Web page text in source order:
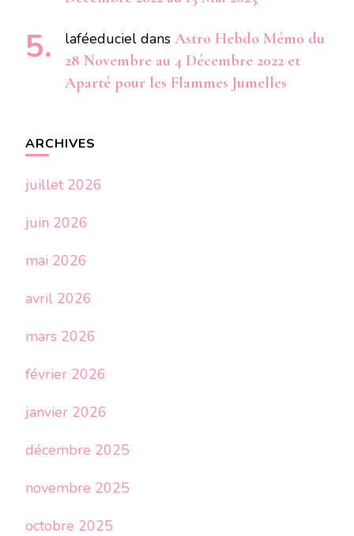
laféeduciel dans Astro Hebdo Mémo du
28 Novembre au 4 Décembre 2022 et
Aparté pour les Flammes Jumelles
ARCHIVES
juillet 2026
juin 2026
mai 2026
avril 2026
mars 2026
février 2026
janvier 2026
décembre 2025
novembre 2025
octobre 2025